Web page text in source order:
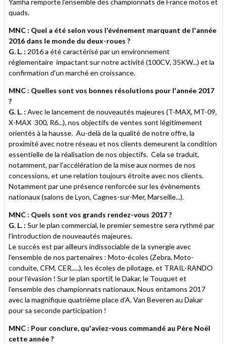
quads.
MNC : Quel a été selon vous l'événement marquant de l'année
2016 dans le monde du deux-roues ?
G. L. : 2016 a été caractérisé par un environnement
réglementaire impactant sur notre activité (100CV, 35KW...) et la
confirmation d’un marché en croissance.
MNC : Quelles sont vos bonnes résolutions pour l'année 2017
?
G. L. : Avec le lancement de nouveautés majeures (T-MAX, MT-09,
X-MAX 300, R6...), nos objectifs de ventes sont légitimement
orientés à la hausse. Au-delà de la qualité de notre offre, la
proximité avec notre réseau et nos clients demeurent la condition
essentielle de la réalisation de nos objectifs. Cela se traduit,
notamment, par l’accélération de la mise aux normes de nos
concessions, et une relation toujours étroite avec nos clients.
Notamment par une présence renforcée sur les évènements
nationaux (salons de Lyon, Cagnes-sur-Mer, Marseille...).
MNC : Quels sont vos grands rendez-vous 2017 ?
G. L. : Sur le plan commercial, le premier semestre sera rythmé par
l’introduction de nouveautés majeures.
Le succès est par ailleurs indissociable de la synergie avec
l’ensemble de nos partenaires : Moto-écoles (Zebra, Moto-
conduite, CFM, CER.....), les écoles de pilotage, et TRAIL-RANDO
pour l’évasion ! Sur le plan sportif, le Dakar, le Touquet et
l’ensemble des championnats nationaux. Nous entamons 2017
avec la magnifique quatrième place d’A. Van Beveren au Dakar
pour sa seconde participation !
MNC : Pour conclure, qu'aviez-vous commandé au Père Noël
cette année ?